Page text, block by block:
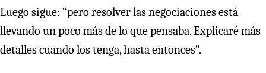
Luego sigue: “pero resolver las negociaciones está
llevando un poco más de lo que pensaba. Explicaré más
detalles cuando los tenga, hasta entonces”.